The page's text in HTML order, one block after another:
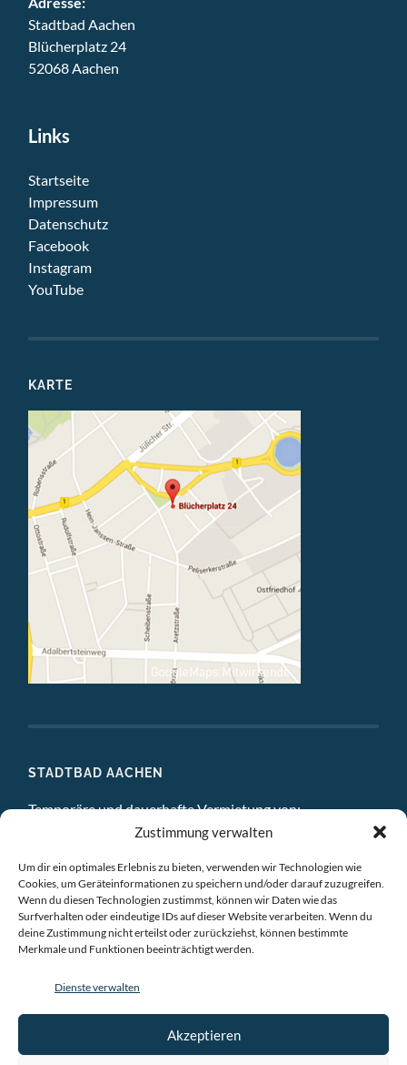
Zustimmung verwalten
Um dir ein optimales Erlebnis zu bieten, verwenden wir Technologien wie
Cookies, um Geräteinformationen zu speichern und/oder darauf zuzugreifen.
Wenn du diesen Technologien zustimmst, können wir Daten wie das
Surfverhalten oder eindeutige IDs auf dieser Website verarbeiten. Wenn du
deine Zustimmung nicht erteilst oder zurückziehst, können bestimmte
Merkmale und Funktionen beeinträchtigt werden.
Dienste verwalten
Akzeptieren
Stadtbad Aachen
Blücherplatz 24
52068 Aachen
Links
Startseite
Impressum
Datenschutz
Facebook
Instagram
YouTube
KARTE
STADTBAD AACHEN
Temporäre und dauerhafte Vermietung von:
ATELIERS
EINZELBÜROS
GEMEINSCHAFTSBÜROS
BESPRECHUNGSRÄUME
VERANSTALTUNGSRÄUME